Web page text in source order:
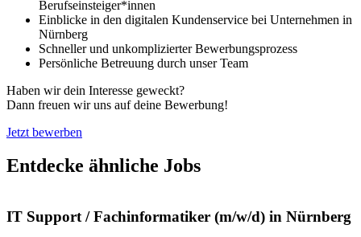
Berufseinsteiger*innen
Einblicke in den digitalen Kundenservice bei Unternehmen in
Nürnberg
Schneller und unkomplizierter Bewerbungsprozess
Persönliche Betreuung durch unser Team
Haben wir dein Interesse geweckt?
Dann freuen wir uns auf deine Bewerbung!
Jetzt bewerben
Entdecke ähnliche Jobs
IT Support / Fachinformatiker (m/w/d) in Nürnberg